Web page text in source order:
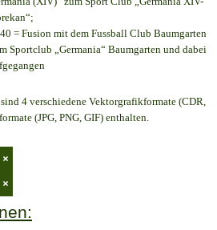
= Fusion mit dem Fussball Club Baumgarten
Sportclub „Germania“ Baumgarten und dabei
4 verschiedene Vektorgrafikformate (CDR,
(JPG, PNG, GIF) enthalten.
×
×